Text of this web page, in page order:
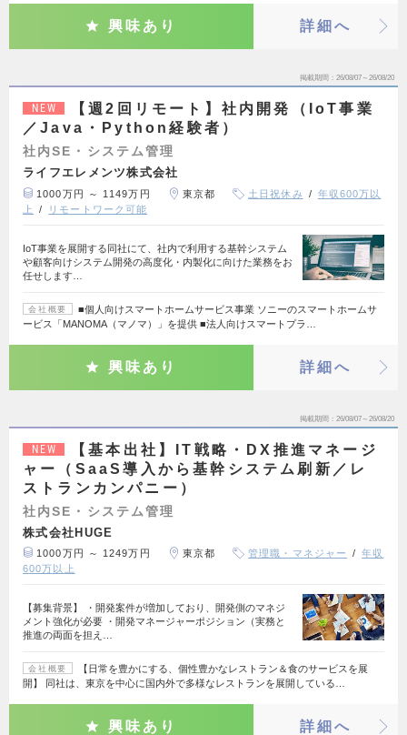
興味あり 詳細へ
掲載期間 26/08/07～26/08/20
NEW
【週2回リモート】社内開発（IoT事業
／Java・Python経験者）
社内SE・システム管理
ライフエレメンツ株式会社
1000万円 ～ 1149万円 東京都 土日祝休み
年収600万以
上
リモートワーク可能
IoT事業を展開する同社にて、社内で利用する基幹システム
や顧客向けシステム開発の高度化・内製化に向けた業務をお
任せします…
会社概要
■個人向けスマートホームサービス事業 ソニーのスマートホームサ
ービス「MANOMA（マノマ）」を提供 ■法人向けスマートプラ…
興味あり 詳細へ
掲載期間 26/08/07～26/08/20
NEW
【基本出社】IT戦略・DX推進マネージ
ャー（SaaS導入から基幹システム刷新／レ
ストランカンパニー）
社内SE・システム管理
株式会社HUGE
1000万円 ～ 1249万円 東京都 管理職・マネジャー
年収
600万以上
【募集背景】 ・開発案件が増加しており、開発側のマネジ
メント強化が必要 ・開発マネージャーポジション（実務と
推進の両面を担え…
会社概要
【日常を豊かにする、個性豊かなレストラン＆食のサービスを展
開】 同社は、東京を中心に国内外で多様なレストランを展開している…
興味あり 詳細へ